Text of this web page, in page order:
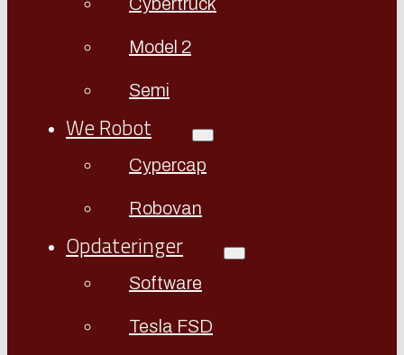
Model 2
Semi
We Robot
Cypercap
Robovan
Opdateringer
Software
Tesla FSD